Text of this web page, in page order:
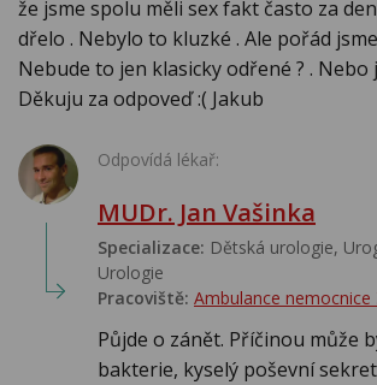
že jsme spolu měli sex fakt často za
dřelo . Nebylo to kluzké . Ale pořád
Nebude to jen klasicky odřené ? . Nebo
Děkuju za odpoveď :( Jakub
Odpovídá lékař:
MUDr. Jan Vašinka
Specializace: Dětská urologie,
Urologie‎
Pracoviště: Ambulance
Půjde o zánět. Příčinou může
bakterie, kyselý poševní